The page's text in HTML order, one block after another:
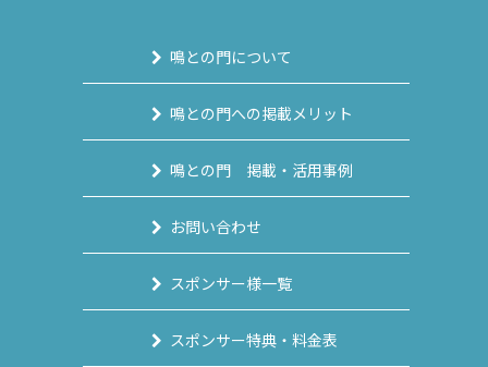
鳴との門について
鳴との門への掲載メリット
鳴との門 掲載・活用事例
お問い合わせ
スポンサー様一覧
スポンサー特典・料金表